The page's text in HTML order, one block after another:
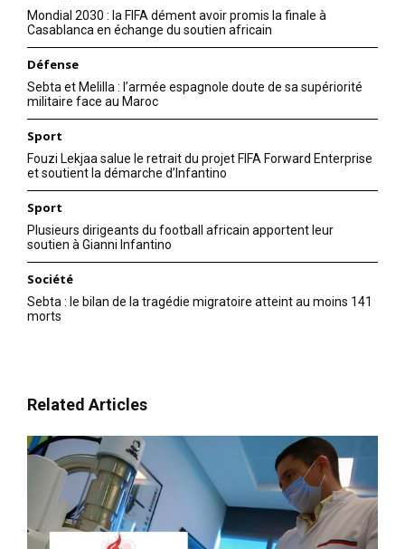
Mondial 2030 : la FIFA dément avoir promis la finale à
Casablanca en échange du soutien africain
Défense
Sebta et Melilla : l’armée espagnole doute de sa supériorité
militaire face au Maroc
Sport
Fouzi Lekjaa salue le retrait du projet FIFA Forward Enterprise
et soutient la démarche d’Infantino
Sport
Plusieurs dirigeants du football africain apportent leur
soutien à Gianni Infantino
Société
Sebta : le bilan de la tragédie migratoire atteint au moins 141
morts
Related Articles